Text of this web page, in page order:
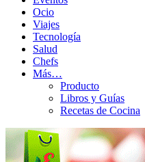
Ocio
Viajes
Tecnología
Salud
Chefs
Más…
Producto
Libros y Guías
Recetas de Cocina